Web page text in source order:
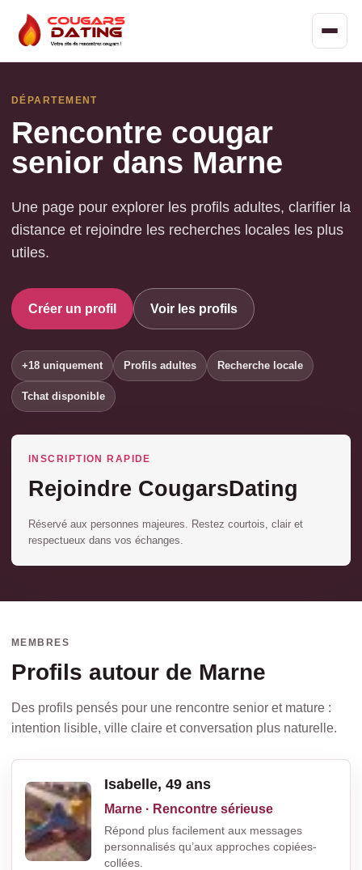
DÉPARTEMENT
Rencontre cougar
senior dans Marne
Une page pour explorer les profils adultes, clarifier la
distance et rejoindre les recherches locales les plus
utiles.
Créer un profil Voir les profils
+18 uniquement Profils adultes Recherche locale
Tchat disponible
INSCRIPTION RAPIDE
Rejoindre CougarsDating
Réservé aux personnes majeures. Restez courtois, clair et
respectueux dans vos échanges.
MEMBRES
Profils autour de Marne
Des profils pensés pour une rencontre senior et mature :
intention lisible, ville claire et conversation plus naturelle.
Isabelle, 49 ans
Marne · Rencontre sérieuse
Répond plus facilement aux messages
personnalisés qu’aux approches copiées-
collées.